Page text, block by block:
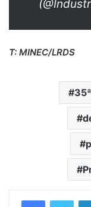
T: MINEC/LRDS
Facebook